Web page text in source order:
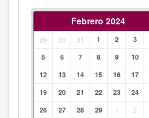
Febrero 2024
29 30 31 1 2 3
5
6 7 8 9 10
12
13 14 15 16 17
19
20 21 22 23 24
26
27 28 29 1 2